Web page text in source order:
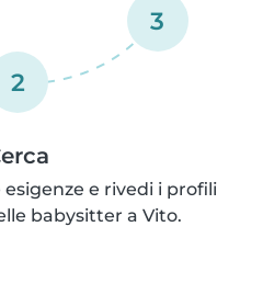
2
3
e rivedi i profili
babysitter a Vito.